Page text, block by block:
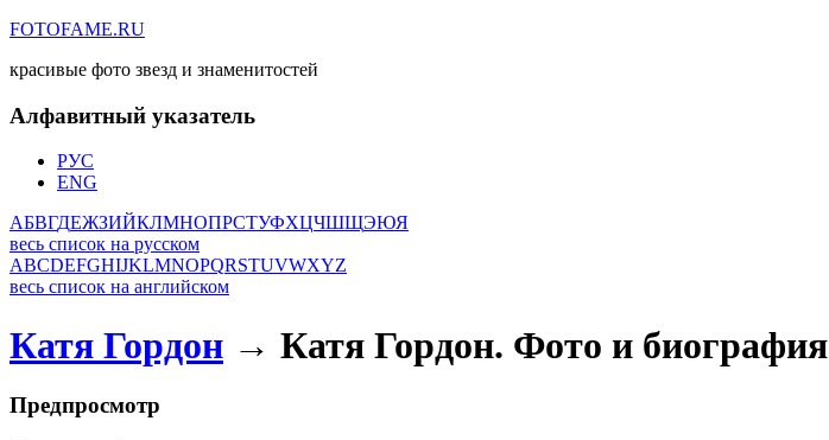
FOTOFAME.RU
красивые фото звезд и знаменитостей
Алфавитный указатель
РУС
ENG
АБВГДЕЖЗИЙКЛМНОПРСТУФХЦЧШЩЭЮЯ
весь список на русском
ABCDEFGHIJKLMNOPQRSTUVWXYZ
весь список на английском
Катя Гордон → Катя Гордон. Фото и биография
Предпросмотр